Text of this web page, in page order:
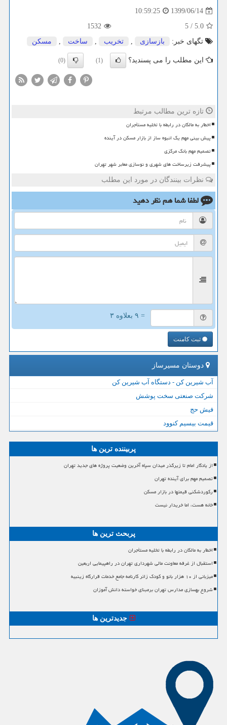
1399/06/14
10:59:25
5.0
/
5
1532
تگهای خبر:
بازسازی , تخریب , ساخت , مسكن
این مطلب را می پسندید؟ (1)
(0)
تازه ترین مطالب مرتبط
اخطار به مالکان در رابطه با تخلیه مستأجران
پیش بینی مهم یک انبوه ساز از بازار مسکن در آینده
تصمیم مهم بانک مرکزی
پیشرفت زیرساخت های شهری و نوسازی معابر شهر تهران
نظرات بینندگان در مورد این مطلب
لطفا شما همنظر دهید
= ۹ بعلاوه ۳
ثبت کامنت
دوستان مسیرساز
آب شیرین کن - دستگاه آب شیرین کن
شرکت صنعتی سخت پوشش
فیش حج
قیمت بیسیم کنوود
پربیننده ترین ها
از یادگار امام تا زیرگذر میدان سپاه آخرین وضعیت پروژه های جدید تهران
تصمیم مهم برای آینده تهران
رکوردشکنی قیمتها در بازار مسکن
خانه هست، اما خریدار نیست
پربحث ترین ها
اخطار به مالکان در رابطه با تخلیه مستأجران
استقبال از غرفه معاونت مالی شهرداری تهران در راهپیمایی اربعین
میزبانی از ۱۰ هزار بانو و کودک زائر کارنامه جامع خدمات قرارگاه زینبیه
شروع بهسازی مدارس تهران برمبنای خواسته دانش آموزان
جدیدترین ها